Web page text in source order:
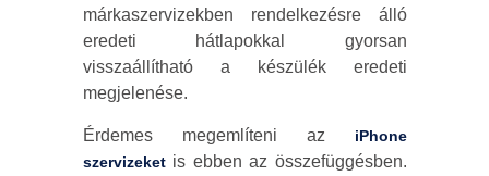
márkaszervizekben rendelkezésre álló
eredeti hátlapokkal gyorsan
visszaállítható a készülék eredeti
megjelenése.
Érdemes megemlíteni az
iPhone
szervizeketis ebben az összefüggésben.